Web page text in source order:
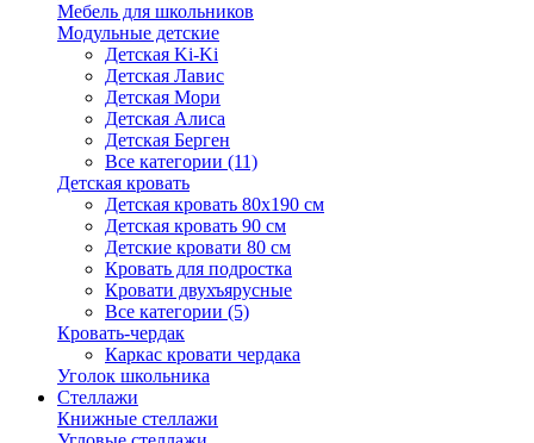
Мебель для школьников
Модульные детские
Детская Ki-Ki
Детская Лавис
Детская Мори
Детская Алиса
Детская Берген
Все категории (11)
Детская кровать
Детская кровать 80х190 см
Детская кровать 90 см
Детские кровати 80 см
Кровать для подростка
Кровати двухъярусные
Все категории (5)
Кровать-чердак
Каркас кровати чердака
Уголок школьника
Стеллажи
Книжные стеллажи